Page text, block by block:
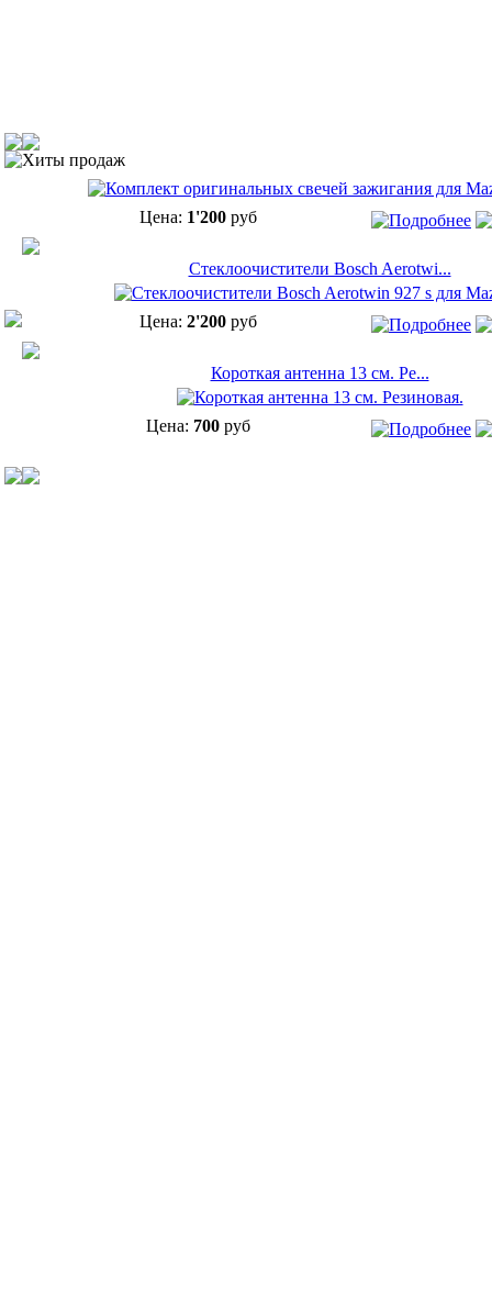
Хиты продаж
Цена: 1'200руб
Cтеклоочистители Bosch Aerotwi...
Цена: 2'200руб
Короткая антенна 13 см. Ре...
Цена: 700руб